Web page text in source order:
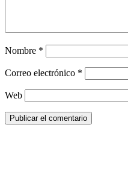
Nombre *
Correo electrónico *
Web